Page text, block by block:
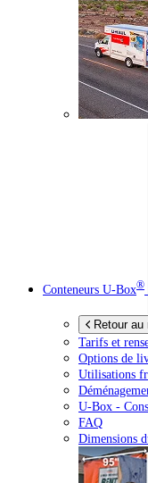
Conteneurs U-Box®
Retour au
Tarifs et
Options de
Utilisations
U-Box -
FAQ
Dimensions